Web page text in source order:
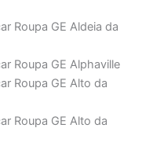
Roupa GE Aldeia da
Roupa GE Alphaville
Roupa GE Alto da
Roupa GE Alto da